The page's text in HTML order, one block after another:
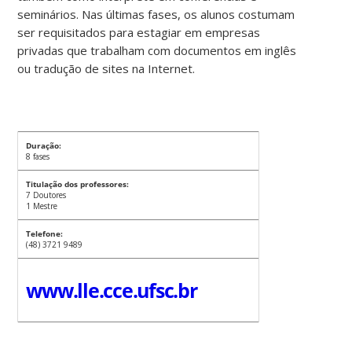
seminários. Nas últimas fases, os alunos costumam
ser requisitados para estagiar em empresas
privadas que trabalham com documentos em inglês
ou tradução de sites na Internet.
Duração:
8 fases
Titulação dos professores:
7 Doutores
1 Mestre
Telefone:
(48) 3721 9489
www.lle.cce.ufsc.br